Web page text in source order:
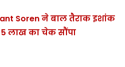
Soren ने बाल तैराक इशांक
5 लाख का चेक सौंपा